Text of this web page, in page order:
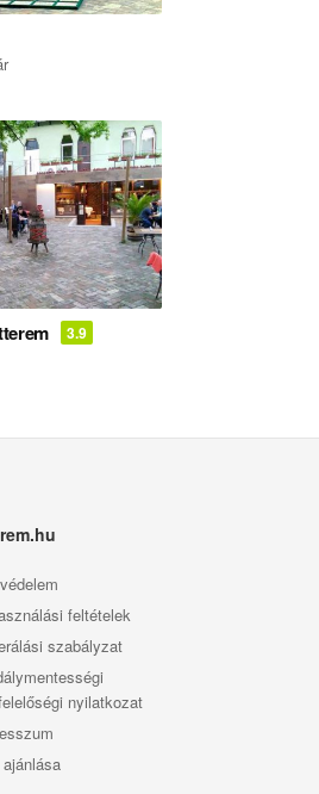
3.9
feltételek
szabályzat
nyilatkozat